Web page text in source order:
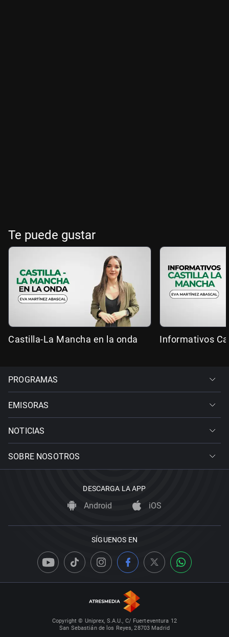
Te puede gustar
Castilla-La Mancha en la onda Informativos
PROGRAMAS
EMISORAS
NOTICIAS
SOBRE NOSOTROS
DESCARGA LA APP
Android iOS
SÍGUENOS EN
Copyright © Uniprex, S.A.U., C/ Fuerteventura 12
San Sebastián de los Reyes, 28703 Madrid